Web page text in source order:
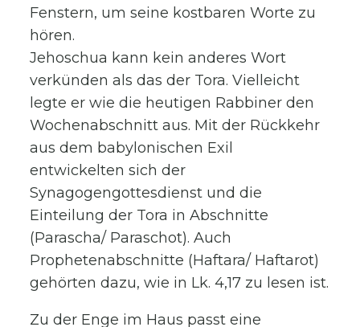
Fenstern, um seine kostbaren Worte zu
hören.
Jehoschua kann kein anderes Wort
verkünden als das der Tora. Vielleicht
legte er wie die heutigen Rabbiner den
Wochenabschnitt aus. Mit der Rückkehr
aus dem babylonischen Exil
entwickelten sich der
Synagogengottesdienst und die
Einteilung der Tora in Abschnitte
(Parascha/ Paraschot). Auch
Prophetenabschnitte (Haftara/ Haftarot)
gehörten dazu, wie in Lk. 4,17 zu lesen ist.
Zu der Enge im Haus passt eine